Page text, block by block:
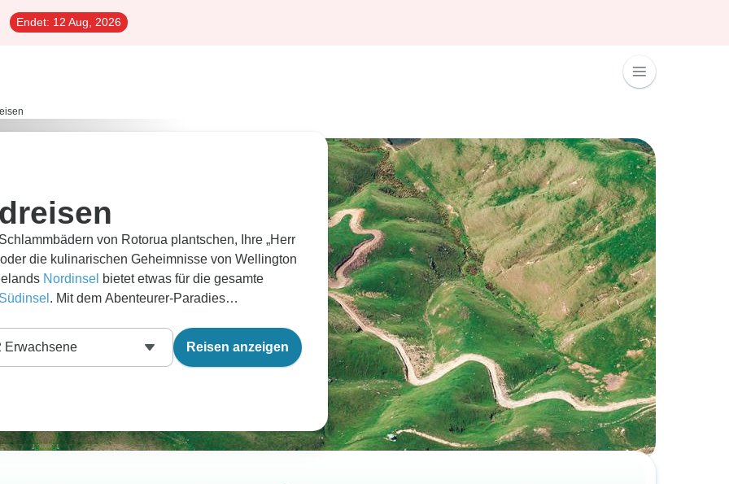
Endet: 12 Aug, 2026
von Rotorua plantschen, Ihre „Herr
die kulinarischen Geheimnisse von Wellington
Nordinsel bietet etwas für die gesamte
Südinsel . Mit dem Abenteurer-Paradies
der beeindruckenden Straßenkunst von
TranzAlpine Bahn wird Sie eine Rundreise
Erwachsene Reisen anzeigen